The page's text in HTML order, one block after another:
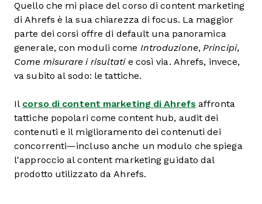
Quello che mi piace del corso di content marketing
di Ahrefs è la sua chiarezza di focus. La maggior
parte dei corsi offre di default una panoramica
generale, con moduli come Introduzione, Principi,
Come misurare i risultatie così via. Ahrefs, invece,
va subito al sodo: le tattiche.
Il corso di content marketing di Ahrefs affronta
tattiche popolari come content hub, audit dei
contenuti e il miglioramento dei contenuti dei
concorrenti—incluso anche un modulo che spiega
l'approccio al content marketing guidato dal
prodotto utilizzato da Ahrefs.